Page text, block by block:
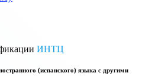
ИНТЦ
(испанского) языка с другими